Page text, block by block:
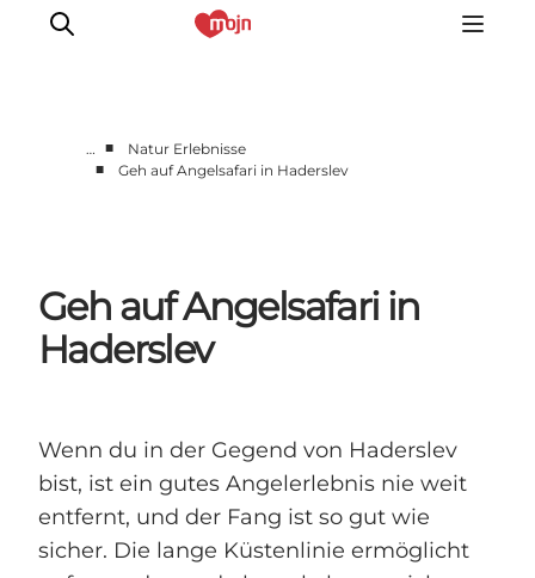
Übernachtung
Veranstaltungen
Information
… ■
Natur Erlebnisse
■
Geh auf Angelsafari in Haderslev
Geh auf Angelsafari in
Haderslev
Wenn du in der Gegend von Haderslev
bist, ist ein gutes Angelerlebnis nie weit
entfernt, und der Fang ist so gut wie
sicher. Die lange Küstenlinie ermöglicht